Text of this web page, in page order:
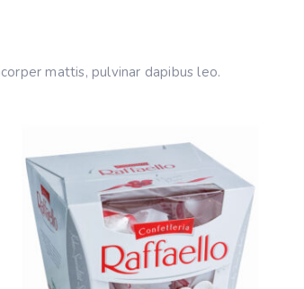
mattis, pulvinar dapibus leo.